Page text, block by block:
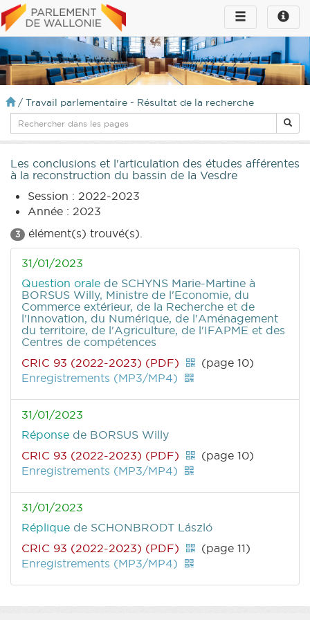
Toggle
infos
Toggle
navigation
/ Travail parlementaire - Résultat de la recherche
Les conclusions et l'articulation des études afférentes
à la reconstruction du bassin de la Vesdre
Session : 2022-2023
Année : 2023
3 élément(s) trouvé(s).
31/01/2023
Question orale de SCHYNS Marie-Martine à
BORSUS Willy, Ministre de l'Economie, du
Commerce extérieur, de la Recherche et de
l'Innovation, du Numérique, de l'Aménagement
du territoire, de l'Agriculture, de l'IFAPME et des
Centres de compétences
CRIC 93 (2022-2023) (PDF)
(page 10)
Enregistrements (MP3/MP4)
31/01/2023
Réponse de BORSUS Willy
CRIC 93 (2022-2023) (PDF)
(page 10)
Enregistrements (MP3/MP4)
31/01/2023
Réplique de SCHONBRODT László
CRIC 93 (2022-2023) (PDF)
(page 11)
Enregistrements (MP3/MP4)